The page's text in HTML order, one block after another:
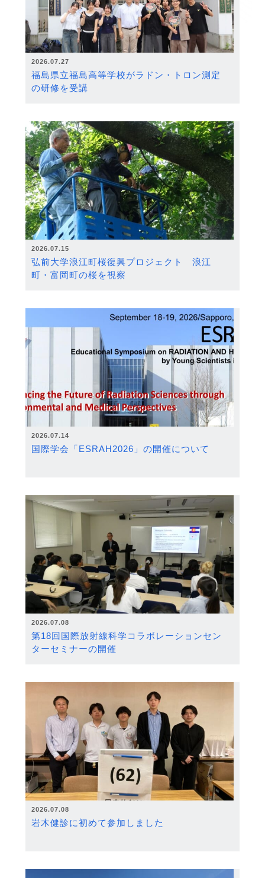
2026.07.27
福島県立福島高等学校がラドン・トロン測定
の研修を受講
2026.07.15
弘前大学浪江町桜復興プロジェクト 浪江
町・富岡町の桜を視察
2026.07.14
国際学会「ESRAH2026」の開催について
2026.07.08
第18回国際放射線科学コラボレーションセン
ターセミナーの開催
2026.07.08
岩木健診に初めて参加しました